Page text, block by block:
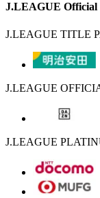
J.LEAGUE Official
J.LEAGUE TITLE
J.LEAGUE
J.LEAGUE